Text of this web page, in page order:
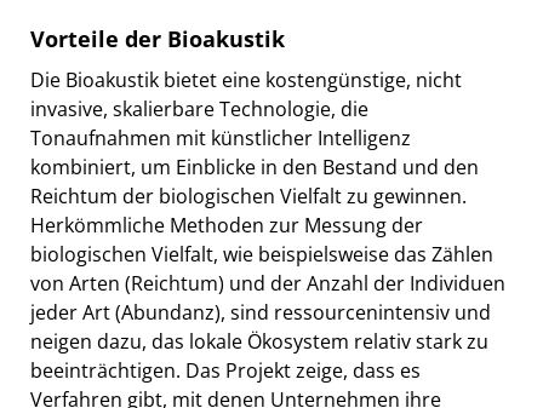
Vorteile der Bioakustik
Die Bioakustik bietet eine kostengünstige, nicht
invasive, skalierbare Technologie, die
Tonaufnahmen mit künstlicher Intelligenz
kombiniert, um Einblicke in den Bestand und den
Reichtum der biologischen Vielfalt zu gewinnen.
Herkömmliche Methoden zur Messung der
biologischen Vielfalt, wie beispielsweise das Zählen
von Arten (Reichtum) und der Anzahl der Individuen
jeder Art (Abundanz), sind ressourcenintensiv und
neigen dazu, das lokale Ökosystem relativ stark zu
beeinträchtigen. Das Projekt zeige, dass es
Verfahren gibt, mit denen Unternehmen ihre